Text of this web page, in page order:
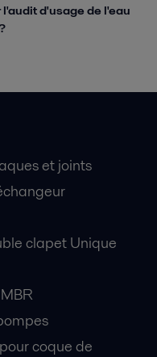
d'usage de l'eau
et joints
clapet Unique
coque de